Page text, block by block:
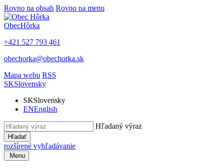
Rovno na obsah Rovno na menu
ObecHôrka
+421 527 793 461
obechorka@obechorka.sk
Mapa webu RSS
SKSlovensky
SKSlovensky
ENEnglish
Hľadaný výraz
Hľadať
rozšírené vyhľadávanie
Menu